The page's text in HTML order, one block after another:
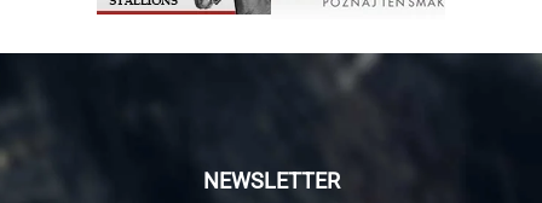
NEWSLETTER